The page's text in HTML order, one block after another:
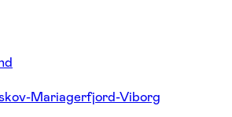
Mariagerfjord-Viborg